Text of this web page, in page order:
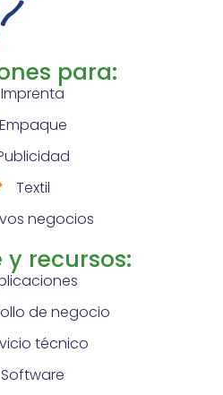
para:
Imprenta
Empaque
Textil
negocios
y recursos:
de negocio
técnico
Software